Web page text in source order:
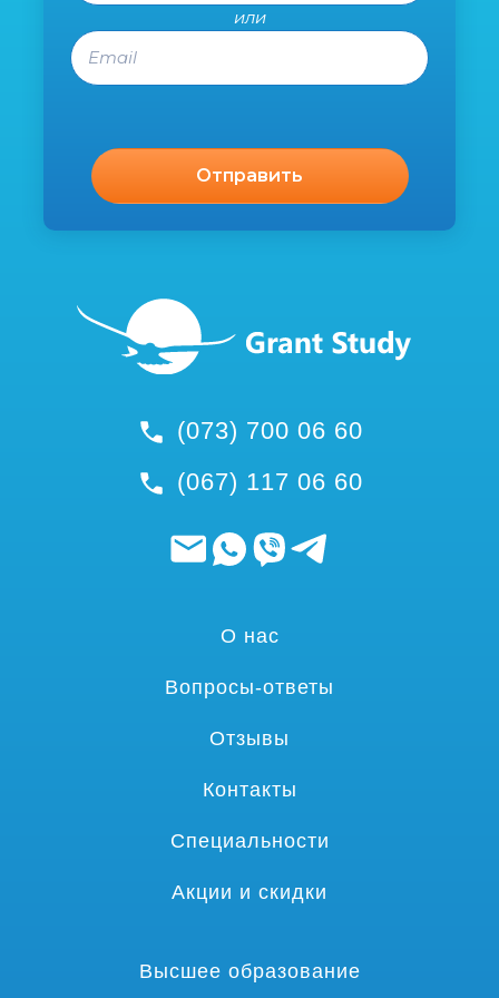
(073) 700 06 60
(067) 117 06 60
или
Email
О нас
Вопросы-ответы
Отзывы
Контакты
Специальности
Акции и скидки
Высшее образование